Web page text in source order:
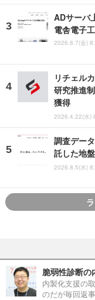
ADサーバ
電舎電子
2026.8.7(金)
リチェル
研究推進
獲得
2026.4.22(水)
調査デー
託した地
2026.8.5(水)
脆弱性診断の
内製化支援の
のだが毎回返